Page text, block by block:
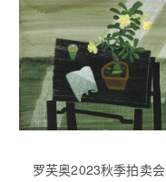
罗芙奥2023秋季拍卖会